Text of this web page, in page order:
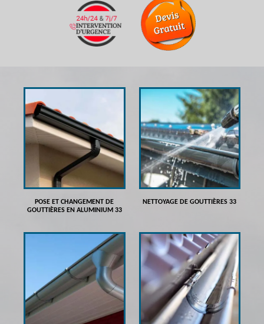
POSE ET CHANGEMENT DE
GOUTTIÈRES EN ALUMINIUM 33
NETTOYAGE DE GOUTTIÈRES 33